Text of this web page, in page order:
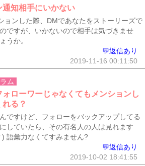
通知相手にいかない
ョンした際、DMであなたをストーリーズで
ですが、いかないので相手は気づきませ
うか。
💬返信あり
2019-11-16 00:11:50
ム
ォローワーじゃなくてもメンションし
る？
ですけど、フォローをバックアップしてる
していたら、その有名人の人は見れます
語彙力なくてすみません?
💬返信あり
2019-10-02 18:41:55